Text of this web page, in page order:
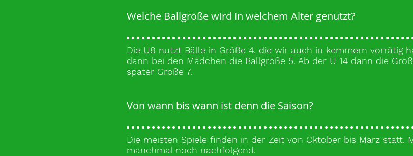
Welche Ballgröße wird in welchem Alter genutzt?
Die U8 nutzt Bälle in Größe 4, die wir auch in kemmern vorrätig
dann bei den Mädchen die Ballgröße 5. Ab der U 14 dann die
später Größe 7.
Von wann bis wann ist denn die Saison?
Die meisten Spiele finden in der Zeit von Oktober bis März statt.
manchmal noch nachfolgend.